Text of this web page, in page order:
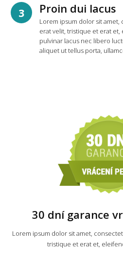
3 Proin dui lacus
Lorem ipsum dolor sit
erat velit, tristique et erat
pulvinar lacus nec libero
aliquet ut tellus porta,
30 dní garance
Lorem ipsum dolor sit amet,
tristique et erat et,